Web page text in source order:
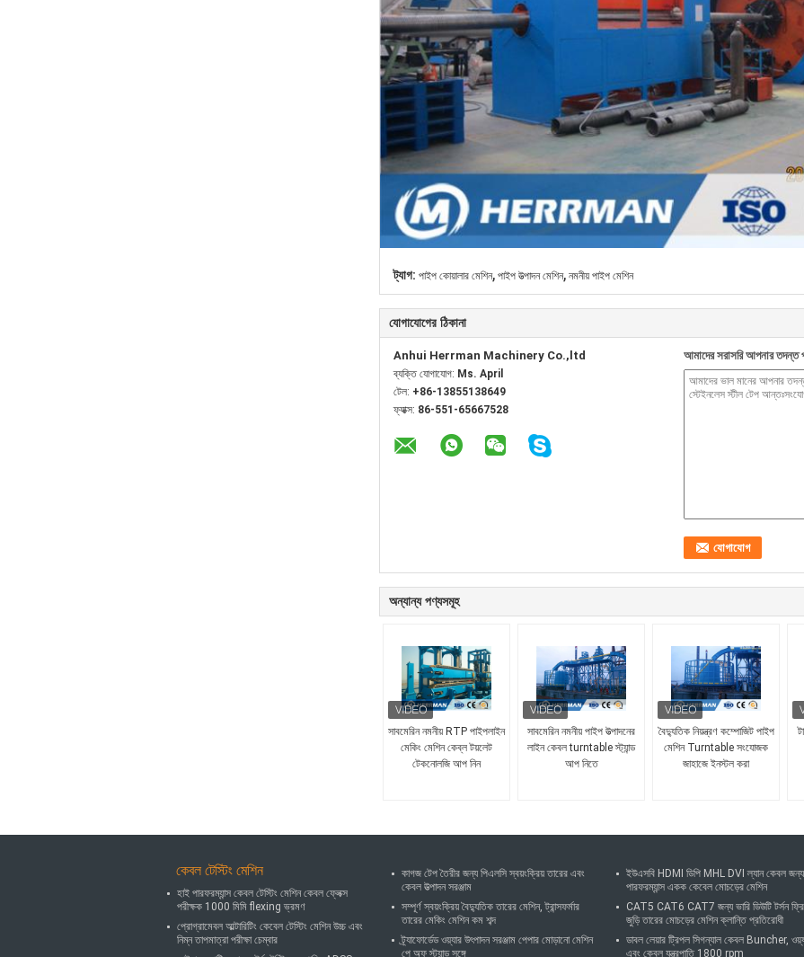
ট্যাগ: পাইপ কোয়ালার মেশিন, পাইপ উত্পাদন মেশিন, নমনীয় পাইপ মেশিন
যোগাযোগের ঠিকানা
Anhui Herrman Machinery Co.,ltd
ব্যক্তি যোগাযোগ: Ms. April
টেল: +86-13855138649
ফ্যাক্স: 86-551-65667528
আমাদের সরাসরি আপনার তদন্ত
অন্যান্য পণ্যসমূহ
সাবমেরিন নমনীয় RTP পাইপলাইন
মেকিং মেশিন কেব্ল টয়লেট
টেকনোলজি আপ নিন
সাবমেরিন নমনীয় পাইপ উত্পাদনের
লাইন কেবল turntable স্ট্যান্ড
আপ নিতে
বৈদ্যুতিক নিয়ন্ত্রণ কম্পোজিট পাইপ
মেশিন Turntable সংযোজক
জাহাজে ইনস্টল করা
কেবল টেস্টিং মেশিন
হাই পারফরম্যান্স কেবল টেস্টিং মেশিন কেবল ফ্লেক্স
পরীক্ষক 1000 মিমি flexing ভ্রমণ
প্রোগ্রামেবল আল্টারিটিং কেবেল টেস্টিং মেশিন উচ্চ এবং
নিম্ন তাপমাত্রা পরীক্ষা চেম্বার
কাগজ টেপ তৈরীর জন্য পিএলসি স্বয়ংক্রিয় তারের এবং
কেবল উত্পাদন সরঞ্জাম
সম্পূর্ণ স্বয়ংক্রিয় বৈদ্যুতিক তারের মেশিন, ট্রান্সফর্মার
তারের মেকিং মেশিন কম শব্দ
ট্র্যাফোর্ডেড ওয়্যার উৎপাদন সরঞ্জাম পেপার মোড়ানো মেশিন
পে অফ স্ট্যান্ড সঙ্গে
ইউএসবি HDMI ডিপি MHL DVI ল্যান কেবল
পারফরম্যান্স একক কেবেল মোচড়ের মেশিন
CAT5 CAT6 CAT7 জন্য ভারি ডিউটি ​​টর্সন ফ্রি
জুড়ি তারের মোচড়ের মেশিন ক্লান্তি প্রতিরোধী
ডাবল লেয়ার ট্রিপল সিগন্যাল কেবল Buncher,
এবং কেবল যন্ত্রপাতি 1800 rpm